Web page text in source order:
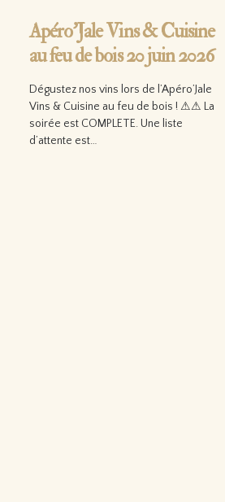
Apéro’Jale Vins & Cuisine
au feu de bois 20 juin 2026
Dégustez nos vins lors de l’Apéro’Jale
Vins & Cuisine au feu de bois ! ⚠⚠ La
soirée est COMPLETE. Une liste
d’attente est…